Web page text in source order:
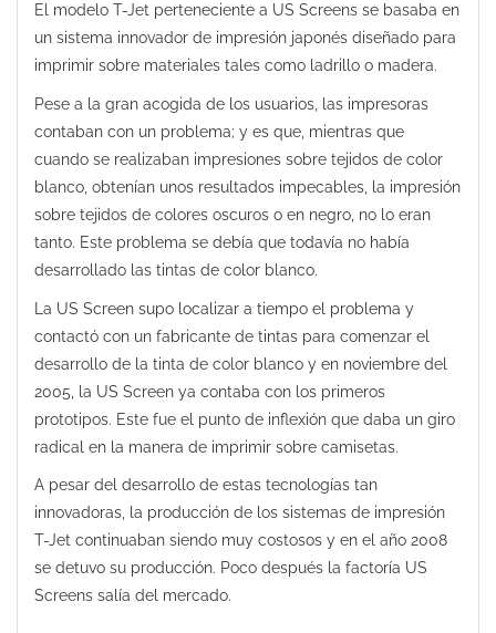
El modelo T-Jet perteneciente a US Screens se basaba en
un sistema innovador de impresión japonés diseñado para
imprimir sobre materiales tales como ladrillo o madera.
Pese a la gran acogida de los usuarios, las impresoras
contaban con un problema; y es que, mientras que
cuando se realizaban impresiones sobre tejidos de color
blanco, obtenían unos resultados impecables, la impresión
sobre tejidos de colores oscuros o en negro, no lo eran
tanto. Este problema se debía que todavía no había
desarrollado las tintas de color blanco.
La US Screen supo localizar a tiempo el problema y
contactó con un fabricante de tintas para comenzar el
desarrollo de la tinta de color blanco y en noviembre del
2005, la US Screen ya contaba con los primeros
prototipos. Este fue el punto de inflexión que daba un giro
radical en la manera de imprimir sobre camisetas.
A pesar del desarrollo de estas tecnologías tan
innovadoras, la producción de los sistemas de impresión
T-Jet continuaban siendo muy costosos y en el año 2008
se detuvo su producción. Poco después la factoría US
Screens salía del mercado.